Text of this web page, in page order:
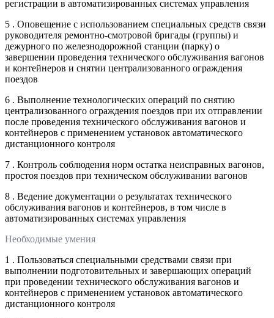
регистрации в автоматизированных системах управления
5 . Оповещение с использованием специальных средств связи
руководителя ремонтно-смотровой бригады (группы) и
дежурного по железнодорожной станции (парку) о
завершении проведения технического обслуживания вагонов
и контейнеров и снятии централизованного ограждения
поездов
6 . Выполнение технологических операций по снятию
централизованного ограждения поездов при их отправлении
после проведения технического обслуживания вагонов и
контейнеров с применением установок автоматического
дистанционного контроля
7 . Контроль соблюдения норм остатка неисправных вагонов,
простоя поездов при техническом обслуживании вагонов
8 . Ведение документации о результатах технического
обслуживания вагонов и контейнеров, в том числе в
автоматизированных системах управления
Необходимые умения
1 . Пользоваться специальными средствами связи при
выполнении подготовительных и завершающих операций
при проведении технического обслуживания вагонов и
контейнеров с применением установок автоматического
дистанционного контроля